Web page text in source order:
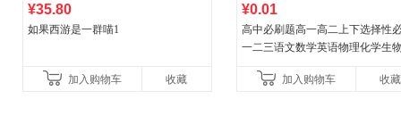
¥35.80
如果西游是一群喵1
加入购物车 收藏
¥0.01
高中必刷题高一高二上下选择性
一二三语文数学英语物理化学生
教辅资料加入购物车 收藏